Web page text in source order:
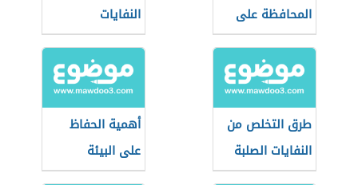
المحافظة على
البيئة
النفايات
طرق التخلص من
النفايات الصلبة
أهمية الحفاظ
على البيئة